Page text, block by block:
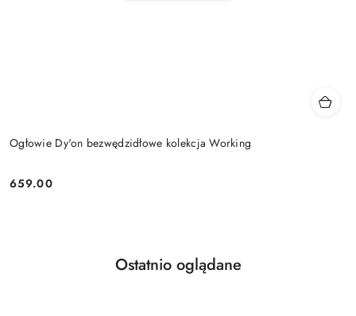
Ogłowie Dy'on bezwędzidłowe kolekcja Working
Cena:
659.00
Pomiń karuzelę produktów
Produkty
Ostatnio oglądane